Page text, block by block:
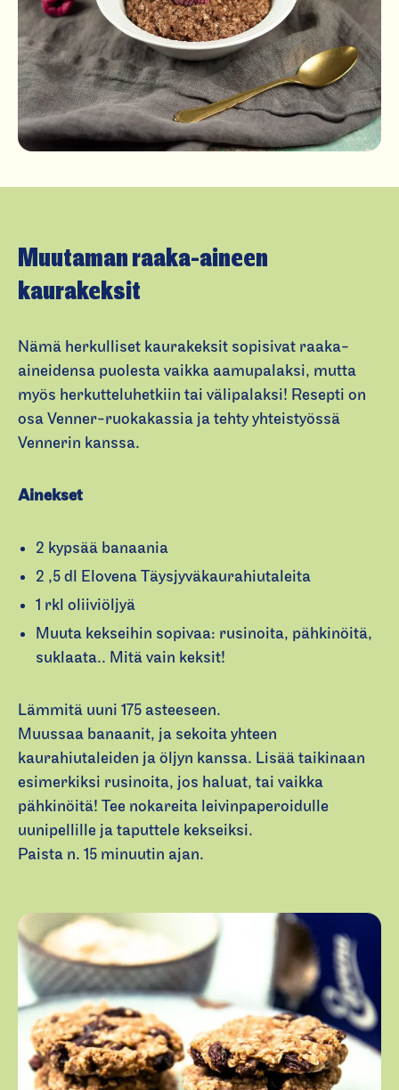
Muutaman raaka-aineen
kaurakeksit
Nämä herkulliset kaurakeksit sopisivat raaka-
aineidensa puolesta vaikka aamupalaksi, mutta
myös herkutteluhetkiin tai välipalaksi! Resepti on
osa Venner-ruokakassia ja tehty yhteistyössä
Vennerin kanssa.
Ainekset
2 kypsää banaania
2 ,5 dl Elovena Täysjyväkaurahiutaleita
1 rkl oliiviöljyä
Muuta kekseihin sopivaa: rusinoita, pähkinöitä,
suklaata.. Mitä vain keksit!
Lämmitä uuni 175 asteeseen.
Muussaa banaanit, ja sekoita yhteen
kaurahiutaleiden ja öljyn kanssa. Lisää taikinaan
esimerkiksi rusinoita, jos haluat, tai vaikka
pähkinöitä! Tee nokareita leivinpaperoidulle
uunipellille ja taputtele kekseiksi.
Paista n. 15 minuutin ajan.